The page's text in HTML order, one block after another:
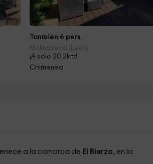
También 6 pers.
Molinaseca (León)
¡A sólo 20.2km!
Chimenea
a la comarca de El Bierzo, en la